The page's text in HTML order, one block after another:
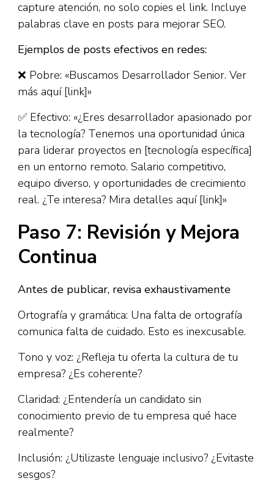
capture atención, no solo copies el link. Incluye
palabras clave en posts para mejorar SEO.​
Ejemplos de posts efectivos en redes:
❌ Pobre: «Buscamos Desarrollador Senior. Ver
más aquí [link]»
✅ Efectivo: «¿Eres desarrollador apasionado por
la tecnología? Tenemos una oportunidad única
para liderar proyectos en [tecnología específica]
en un entorno remoto. Salario competitivo,
equipo diverso, y oportunidades de crecimiento
real. ¿Te interesa? Mira detalles aquí [link]»
Paso 7: Revisión y Mejora
Continua
Antes de publicar, revisa exhaustivamente
Ortografía y gramática: Una falta de ortografía
comunica falta de cuidado. Esto es inexcusable.​
Tono y voz: ¿Refleja tu oferta la cultura de tu
empresa? ¿Es coherente?
Claridad: ¿Entendería un candidato sin
conocimiento previo de tu empresa qué hace
realmente?
Inclusión: ¿Utilizaste lenguaje inclusivo? ¿Evitaste
sesgos?